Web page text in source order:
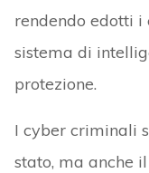
rendendo edotti
sistema di
protezione.
I cyber criminali
stato, ma anche